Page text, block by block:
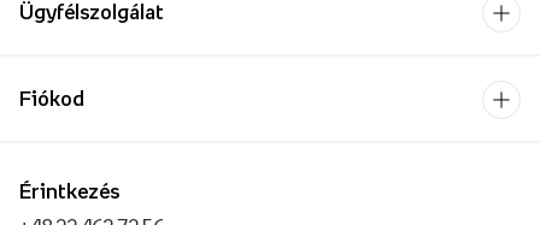
Ügyfélszolgálat
Érintkezés
Fiókod